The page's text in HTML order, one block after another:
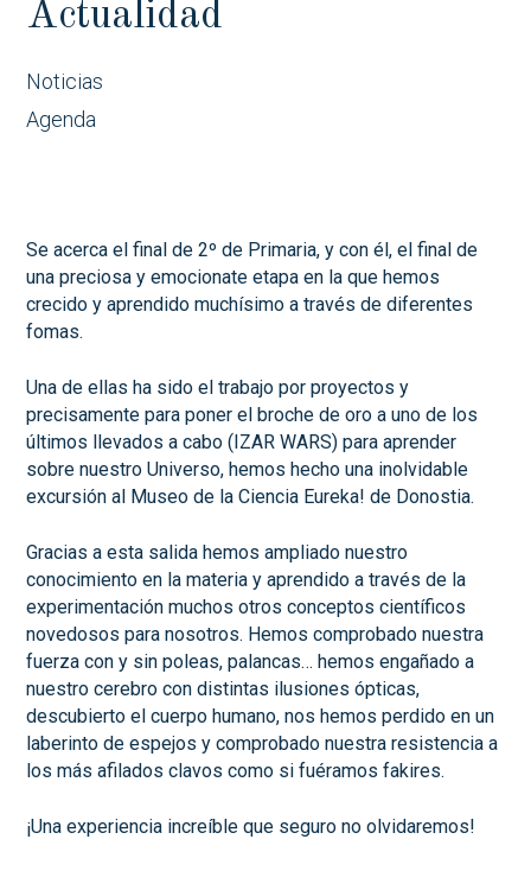
Actualidad
Noticias
Agenda
Se acerca el final de 2º de Primaria, y con él, el final de
una preciosa y emocionate etapa en la que hemos
crecido y aprendido muchísimo a través de diferentes
fomas.
Una de ellas ha sido el trabajo por proyectos y
precisamente para poner el broche de oro a uno de los
últimos llevados a cabo (IZAR WARS) para aprender
sobre nuestro Universo, hemos hecho una inolvidable
excursión al Museo de la Ciencia Eureka! de Donostia.
Gracias a esta salida hemos ampliado nuestro
conocimiento en la materia y aprendido a través de la
experimentación muchos otros conceptos científicos
novedosos para nosotros. Hemos comprobado nuestra
fuerza con y sin poleas, palancas… hemos engañado a
nuestro cerebro con distintas ilusiones ópticas,
descubierto el cuerpo humano, nos hemos perdido en un
laberinto de espejos y comprobado nuestra resistencia a
los más afilados clavos como si fuéramos fakires.
¡Una experiencia increíble que seguro no olvidaremos!